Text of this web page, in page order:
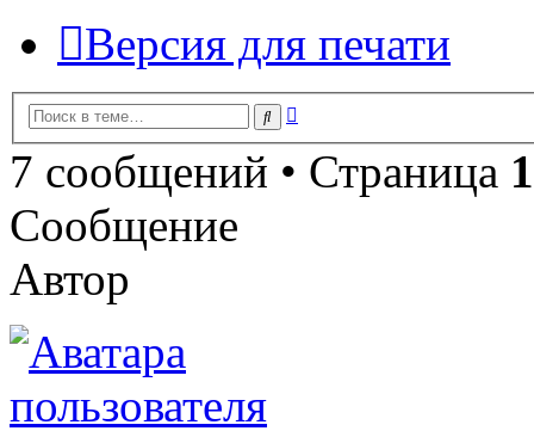
Версия для печати
Поиск
7 сообщений • Страница 1
Сообщение
Автор